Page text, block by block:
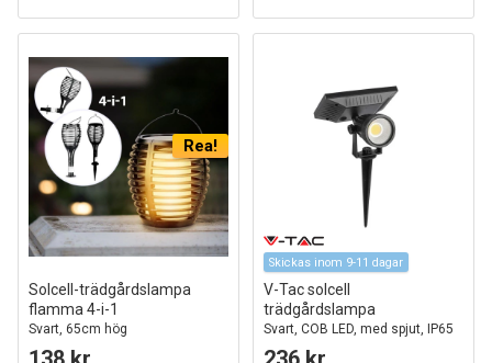
Rea!
Solcell-trädgårdslampa
flamma 4-i-1
Svart, 65cm hög
Skickas inom 9-11 dagar
V-Tac solcell
trädgårdslampa
Svart, COB LED, med spjut, IP65